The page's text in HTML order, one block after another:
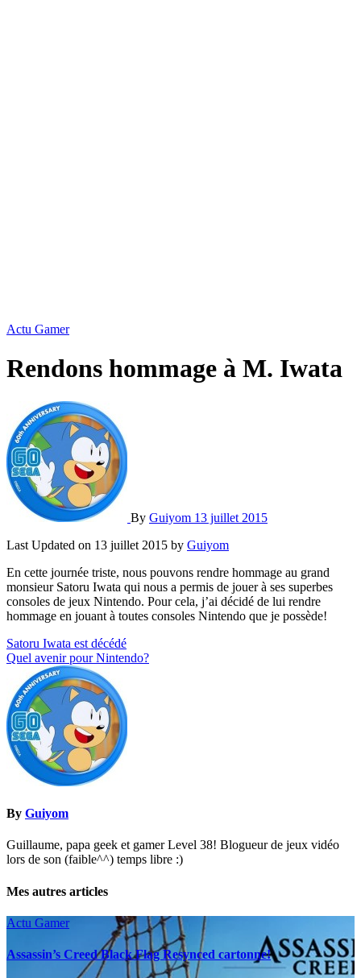
Actu Gamer
Rendons hommage à M. Iwata
By Guiyom 13 juillet 2015
Last Updated on 13 juillet 2015 by Guiyom
En cette journée triste, nous pouvons rendre hommage au grand
monsieur Satoru Iwata qui nous a permis de jouer à ses superbes
consoles de jeux Nintendo. Pour cela, j’ai décidé de lui rendre
hommage en jouant à toutes consoles Nintendo que je possède!
Navigation
de
l’article
Satoru Iwata est décédé
Quel avenir pour Nintendo?
By Guiyom
Guillaume, papa geek et gamer Level 38! Blogueur de jeux vidéo
lors de son (faible^^) temps libre :)
Mes autres articles
Actu Gamer
Assassin’s Creed Black Flag Resynced cartonne!